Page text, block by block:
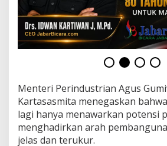
N
N
O
R
M
0
2
6
Menteri Perindustrian Agus
Kartasasmita menegaskan
lagi hanya menawarkan potensi
menghadirkan arah
jelas dan terukur.